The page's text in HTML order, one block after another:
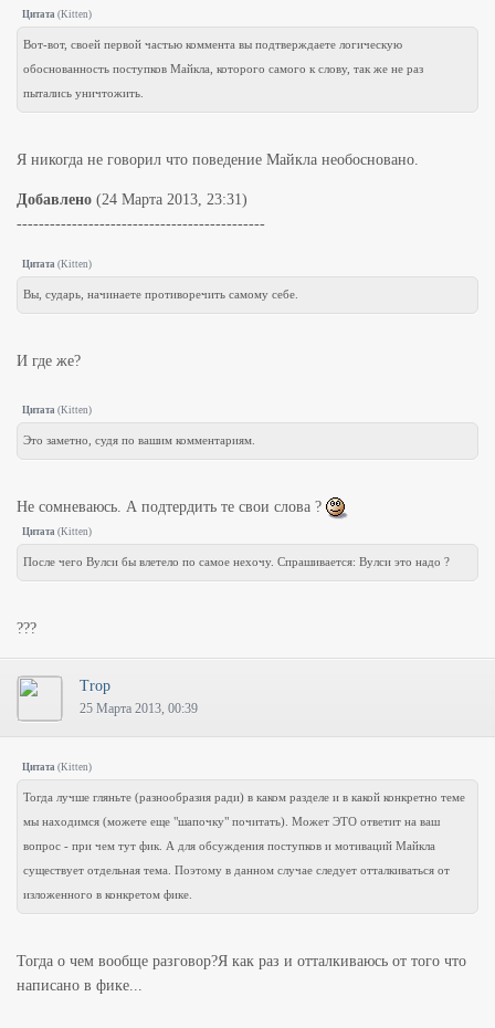
Цитата (Kitten)
Вот-вот, своей первой частью коммента вы подтверждаете логическую
обоснованность поступков Майкла, которого самого к слову, так же не раз
пытались уничтожить.
Я никогда не говорил что поведение Майкла необосновано.
Добавлено (24 Марта 2013, 23:31)
---------------------------------------------
Цитата (Kitten)
Вы, сударь, начинаете противоречить самому себе.
И где же?
Цитата (Kitten)
Это заметно, судя по вашим комментариям.
Не сомневаюсь. А подтердить те свои слова ?
Цитата (Kitten)
После чего Вулси бы влетело по самое нехочу. Спрашивается: Вулси это надо ?
???
Trop
25 Марта 2013, 00:39
Цитата (Kitten)
Тогда лучше гляньте (разнообразия ради) в каком разделе и в какой конкретно теме
мы находимся (можете еще "шапочку" почитать). Может ЭТО ответит на ваш
вопрос - при чем тут фик. А для обсуждения поступков и мотиваций Майкла
существует отдельная тема. Поэтому в данном случае следует отталкиваться от
изложенного в конкретом фике.
Тогда о чем вообще разговор?Я как раз и отталкиваюсь от того что
написано в фике...